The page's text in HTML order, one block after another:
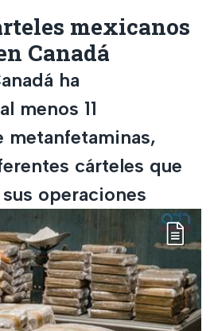
mexicanos
Canadá
ha
menos 11
metanfetaminas,
cárteles que
operaciones